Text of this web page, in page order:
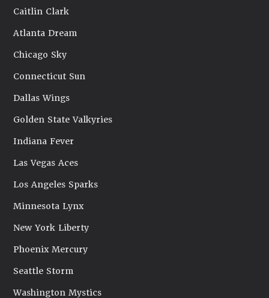
Caitlin Clark
Atlanta Dream
Chicago Sky
Connecticut Sun
Dallas Wings
Golden State Valkyries
Indiana Fever
Las Vegas Aces
Los Angeles Sparks
Minnesota Lynx
New York Liberty
Phoenix Mercury
Seattle Storm
Washington Mystics